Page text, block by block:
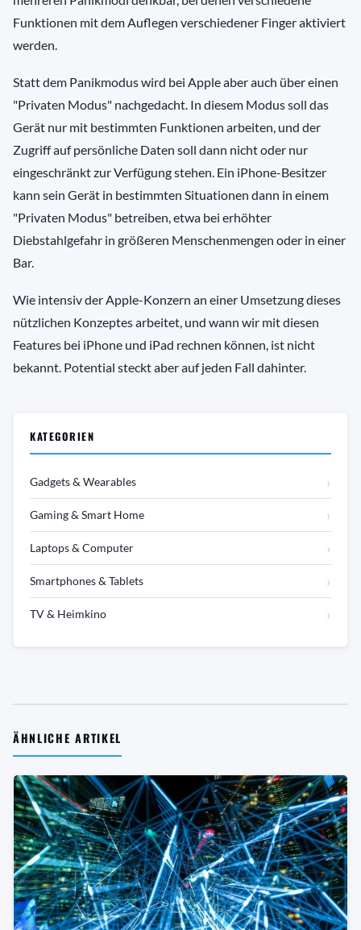
Funktionen mit dem Auflegen verschiedener Finger aktiviert
werden.
Statt dem Panikmodus wird bei Apple aber auch über einen
"Privaten Modus" nachgedacht. In diesem Modus soll das
Gerät nur mit bestimmten Funktionen arbeiten, und der
Zugriff auf persönliche Daten soll dann nicht oder nur
eingeschränkt zur Verfügung stehen. Ein iPhone-Besitzer
kann sein Gerät in bestimmten Situationen dann in einem
"Privaten Modus" betreiben, etwa bei erhöhter
Diebstahlgefahr in größeren Menschenmengen oder in einer
Bar.
Wie intensiv der Apple-Konzern an einer Umsetzung dieses
nützlichen Konzeptes arbeitet, und wann wir mit diesen
Features bei iPhone und iPad rechnen können, ist nicht
bekannt. Potential steckt aber auf jeden Fall dahinter.
KATEGORIEN
Gadgets & Wearables ›
Gaming & Smart Home ›
Laptops & Computer ›
Smartphones & Tablets ›
TV & Heimkino ›
ÄHNLICHE ARTIKEL